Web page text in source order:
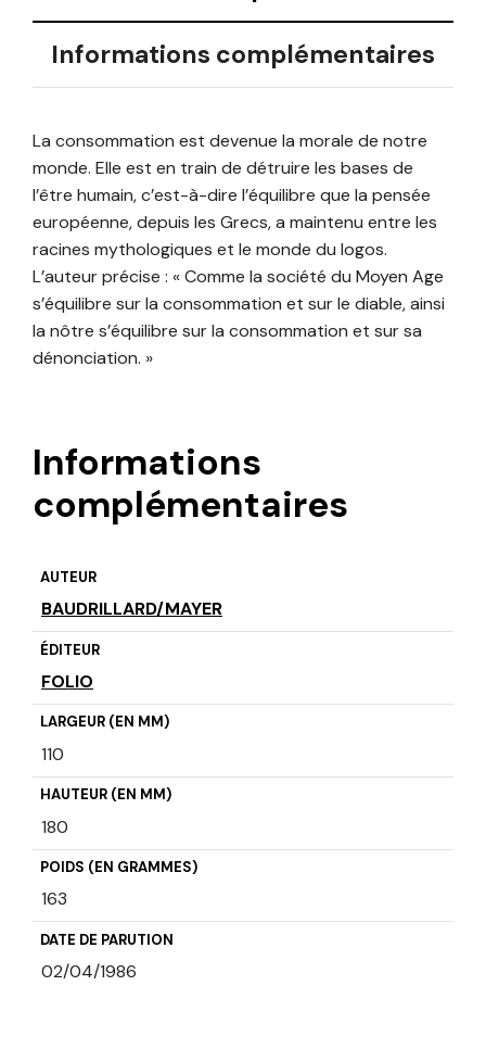
Informations complémentaires
La consommation est devenue la morale de notre
monde. Elle est en train de détruire les bases de
l’être humain, c’est-à-dire l’équilibre que la pensée
européenne, depuis les Grecs, a maintenu entre les
racines mythologiques et le monde du logos.
L’auteur précise : « Comme la société du Moyen Age
s’équilibre sur la consommation et sur le diable, ainsi
la nôtre s’équilibre sur la consommation et sur sa
dénonciation. »
Informations
complémentaires
AUTEUR
BAUDRILLARD/MAYER
ÉDITEUR
FOLIO
LARGEUR (EN MM)
110
HAUTEUR (EN MM)
180
POIDS (EN GRAMMES)
163
DATE DE PARUTION
02/04/1986